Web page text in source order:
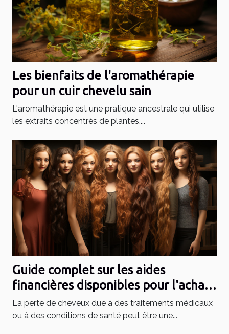
Les bienfaits de l'aromathérapie
pour un cuir chevelu sain
L'aromathérapie est une pratique ancestrale qui utilise
les extraits concentrés de plantes,...
Guide complet sur les aides
financières disponibles pour l'achat
de perruques médicales
La perte de cheveux due à des traitements médicaux
ou à des conditions de santé peut être une...